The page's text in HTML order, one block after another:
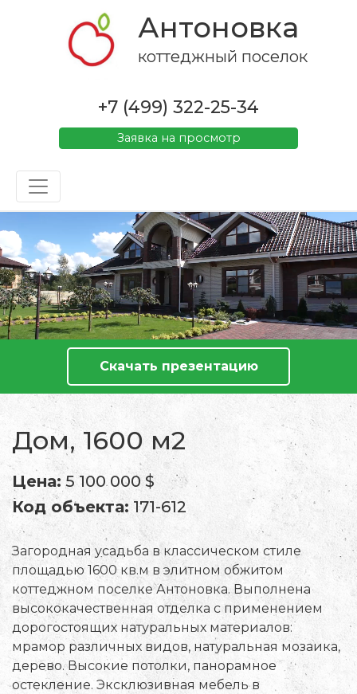
Антоновка
коттеджный поселок
+7 (499) 322-25-34
Заявка на просмотр
Скачать презентацию
Дом, 1600 м2
Цена: 5 100 000 $
Код объекта: 171-612
Загородная усадьба в классическом стиле
площадью 1600 кв.м в элитном обжитом
коттеджном поселке Антоновка. Выполнена
высококачественная отделка с применением
дорогостоящих натуральных материалов:
мрамор различных видов, натуральная мозаика,
дерево. Высокие потолки, панорамное
остекление. Эксклюзивная мебель в